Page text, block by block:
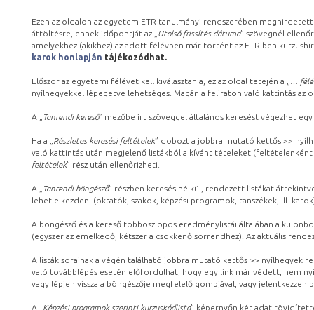
Ezen az oldalon az egyetem ETR tanulmányi rendszerében
áttöltésre, ennek időpontját az „ Utolsó frissítés dátuma” szövegnél
amelyekhez (akikhez) az adott félévben már történt az ETR-ben
karok honlapján tájékozódhat.
Először az egyetemi félévet kell kiválasztania, ez az oldal tetején a „
…
nyílhegyekkel lépegetve lehetséges. Magán a feliraton való kattintás az
A „ Tanrendi kereső” mezőbe írt szöveggel általános keresést végezhet
Ha a „ Részletes keresési feltételek” dobozt a jobbra mutató kettős >>
való kattintás után megjelenő listákból a kívánt tételeket (feltételenként
feltételek” rész után ellenőrizheti.
A „ Tanrendi böngésző” részben keresés nélkül, rendezett listákat
lehet elkezdeni (oktatók, szakok, képzési programok, tanszékek, ill.
A böngésző és a kereső többoszlopos eredménylistái általában a
(egyszer az emelkedő, kétszer a csökkenő sorrendhez). Az aktuális
A listák sorainak a végén található jobbra mutató kettős >> nyílhegyek
való továbblépés esetén előfordulhat, hogy egy link már védett, nem
vagy lépjen vissza a böngészője megfelelő gombjával, vagy
A „ Képzési programok szerinti kurzuskódlista” képernyőn két adat